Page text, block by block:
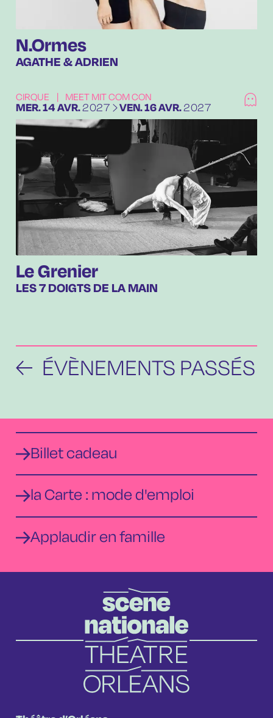
N.Ormes
AGATHE & ADRIEN
CIRQUE MEET MIT COM CON
DU
MERCREDI
MER.14 AVRIL
AVR.2027 AU
VENDREDI
VEN.16AVRIL
AVR.2027
Le Grenier
LES 7 DOIGTS DE LA MAIN
ÉVÈNEMENTS PASSÉS
Billet cadeau
la Carte : mode d'emploi
Applaudir en famille